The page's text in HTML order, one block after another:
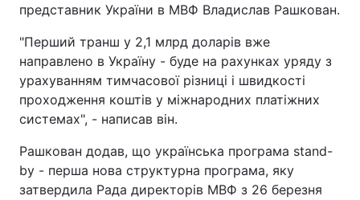
представник України в МВФ Владислав Рашкован.
"Перший транш у 2,1 млрд доларів вже
направлено в Україну - буде на рахунках уряду з
урахуванням тимчасової різниці і швидкості
проходження коштів у міжнародних платіжних
системах", - написав він.
Рашкован додав, що українська програма stand-
by - перша нова структурна програма, яку
затвердила Рада директорів МВФ з 26 березня